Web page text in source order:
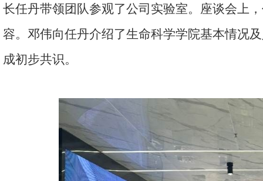
长任丹带领团队参观了公司实验室。座谈会上
容。邓伟向任丹介绍了生命科学学院基本情况
成初步共识。